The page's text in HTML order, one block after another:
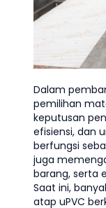
Dalam
pemilihan
keputusan
efisiensi, dan
berfungsi
juga
barang, serta
Saat ini,
atap uPVC